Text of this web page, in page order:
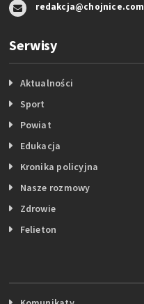
redakcja@chojnice.com
Serwisy
Aktualności
Sport
Powiat
Edukacja
Kronika policyjna
Nasze rozmowy
Zdrowie
Felieton